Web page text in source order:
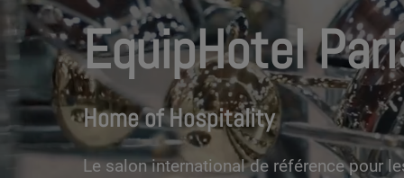
La
Nos
EquipHotel
Home of Hospitality
Le salon international de référence pour